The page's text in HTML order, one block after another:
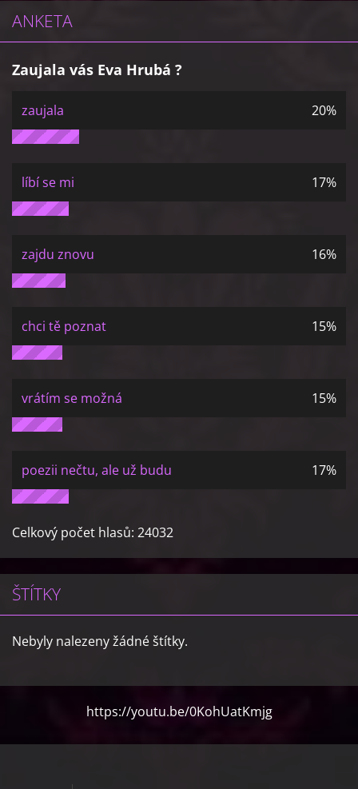
ANKETA
Zaujala vás Eva Hrubá ?
zaujala 20%
líbí se mi 17%
zajdu znovu 16%
chci tě poznat 15%
vrátím se možná 15%
poezii nečtu, ale už budu 17%
Celkový počet hlasů: 24032
ŠTÍTKY
Nebyly nalezeny žádné štítky.
https://youtu.be/0KohUatKmjg